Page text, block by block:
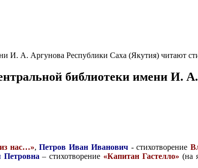
И. А. Аргунова Республики Саха (Якутия) читают
библиотеки имени И.
нас…»,Петров Иван Иванович - стихотворение
Петровна – стихотворение «Капитан Гастелло» (на